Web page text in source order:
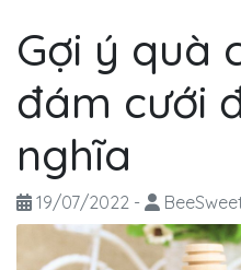
Gợi ý quà
đám cưới
nghĩa
19/07/2022 -